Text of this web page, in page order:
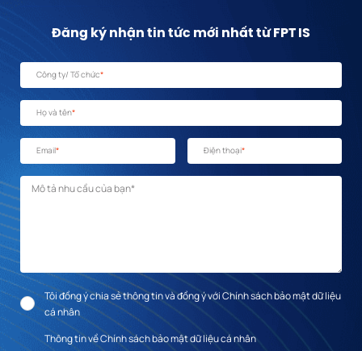
Đăng ký nhận tin tức mới nhất từ FPT IS
Công ty/ Tổ chức*
Họ và tên*
Email* Điện thoại*
Mô tả nhu cầu *
Tôi đồng ý chia sẻ thông tin và đồng ý với Chính sách bảo mật dữ liệu
cá nhân
Thông tin về Chính sách bảo mật dữ liệu cá nhân